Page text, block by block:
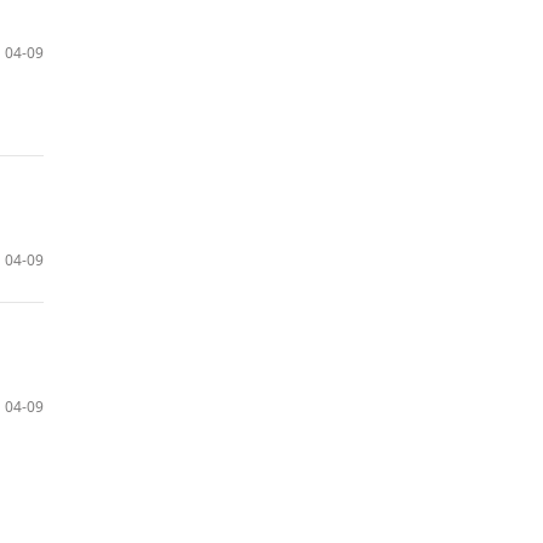
04-09
04-09
04-09